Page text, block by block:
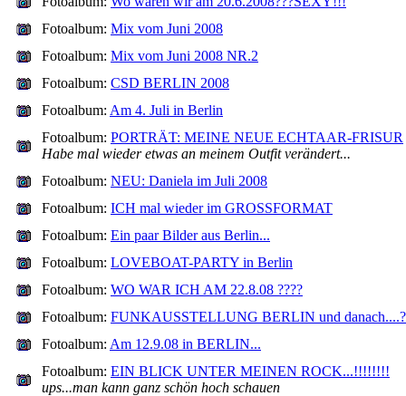
Fotoalbum: Mix vom Juni 2008
Fotoalbum: Mix vom Juni 2008 NR.2
Fotoalbum: CSD BERLIN 2008
Fotoalbum: Am 4. Juli in Berlin
Fotoalbum: PORTRÄT: MEINE NEUE ECHTAAR-FRISUR
Habe mal wieder etwas an meinem Outfit verändert...
Fotoalbum: NEU: Daniela im Juli 2008
Fotoalbum: ICH mal wieder im GROSSFORMAT
Fotoalbum: Ein paar Bilder aus Berlin...
Fotoalbum: LOVEBOAT-PARTY in Berlin
Fotoalbum: WO WAR ICH AM 22.8.08 ????
Fotoalbum: FUNKAUSSTELLUNG BERLIN und danach....?
Fotoalbum: Am 12.9.08 in BERLIN...
Fotoalbum: EIN BLICK UNTER MEINEN ROCK...!!!!!!!!
ups...man kann ganz schön hoch schauen